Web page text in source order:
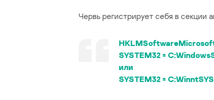
Червь регистрирует себя в секции
SYSTEM32 =
или
SYSTEM32 =